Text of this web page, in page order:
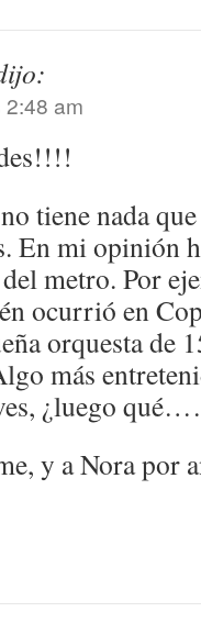
am
tiene nada
En mi opinión
metro. Por
ocurrió en
orquesta de
más
¿luego
y a Nora por